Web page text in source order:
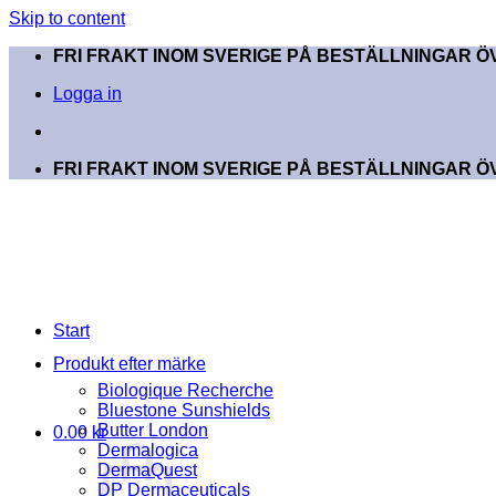
Skip to content
FRI FRAKT INOM SVERIGE PÅ BESTÄLLNINGAR
Logga in
FRI FRAKT INOM SVERIGE PÅ BESTÄLLNINGAR
0.00 kr
Start
Produkt efter märke
Biologique Recherche
Bluestone Sunshields
Butter London
Dermalogica
DermaQuest
DP Dermaceuticals